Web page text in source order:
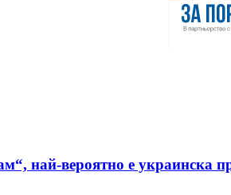
най-вероятно е украинска